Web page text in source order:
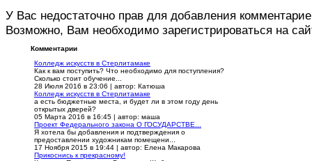
У Вас недостаточно прав для добавления
Возможно, Вам необходимо зарегистрироваться на
Комментарии
Колледж искусств в Стерлитамаке
Как к вам поступить? Что необходимо для поступления?
Сколько стоит обучение...
28 Июля 2016 в 23:06 | автор: Катюша
Колледж искусств в Стерлитамаке
а есть бюджетные места, и будет ли в этом году день
открытых дверей?
05 Марта 2016 в 16:45 | автор: маша
Проект Федерального закона О ГОСУДАРСТВЕ...
Я хотела бы добавления и подтверждения о
предоставлении художникам помещени...
17 Ноября 2015 в 19:44 | автор: Елена Макарова
Прикоснись к прекрасному!